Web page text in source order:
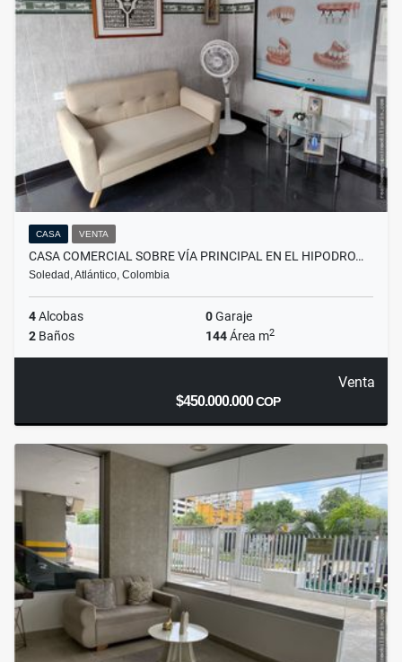
CASA VENTA
CASA COMERCIAL SOBRE VÍA PRINCIPAL EN EL HIPODRO…
Soledad, Atlántico, Colombia
4Alcobas 0Garaje
2 Baños 144Área m2
Venta
$450.000.000COP